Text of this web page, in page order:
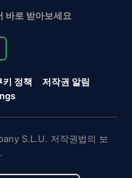
바로 받아보세요
키 정책
저작권 알림
S.L.U. 저작권법의 보